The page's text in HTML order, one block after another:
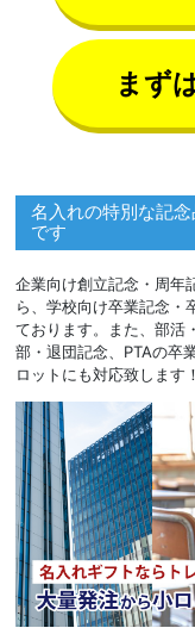
まず
名入れの特別な記
です
企業向け創立記念・周年
ら、学校向け卒業記念・
ております。また、部活
部・退団記念、PTAの卒
ロットにも対応致します